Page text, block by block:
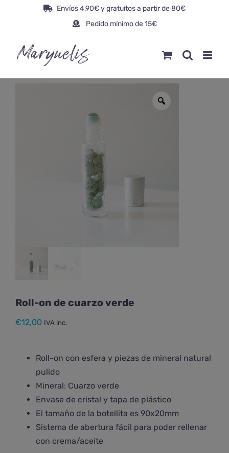
Envíos 4,90€ y gratuitos a partir de 80€
Pedido mínimo de 15€
Roll-on de cuarzo verde
€12,00 IVA inc.
Roll-on con esfera y piezas de mineral natural
pulido
Mineral: Cuarzo verde
Envase de cristal y tapa de plástico
El tamaño de la botellita es 90x20mm
Sistema de abertura fácil para poder rellenar
con crema/aceite